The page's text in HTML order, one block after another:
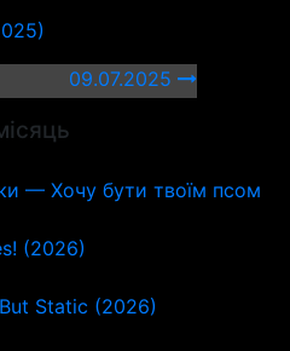
09.07.2025
— Хочу бути твоїм псом
(2026)
Static (2026)